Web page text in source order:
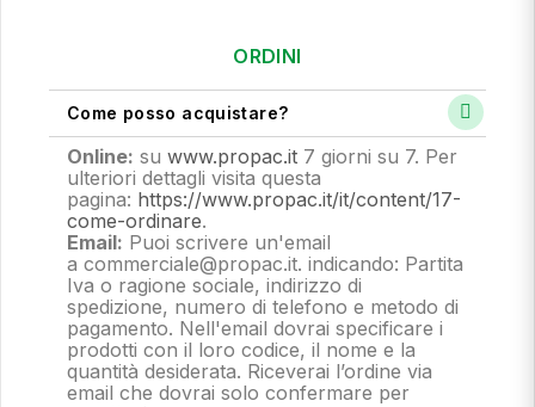
ORDINI
Come posso acquistare?
Online: su www.propac.it 7 giorni su 7. Per
ulteriori dettagli visita questa
pagina: https://www.propac.it/it/content/17-
come-ordinare.
Email: Puoi scrivere un'email
a commerciale@propac.it. indicando: Partita
Iva o ragione sociale, indirizzo di
spedizione, numero di telefono e metodo di
pagamento. Nell'email dovrai specificare i
prodotti con il loro codice, il nome e la
quantità desiderata. Riceverai l’ordine via
email che dovrai solo confermare per